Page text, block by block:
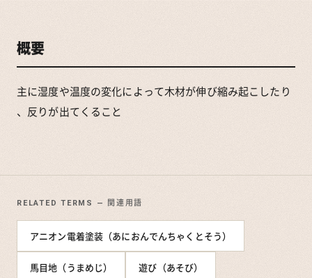
概要
主に湿度や温度の変化によって木材が伸び縮み起こしたり
、反りが出てくること
RELATED TERMS — 関連用語
アニオン電着塗装（あにおんでんちゃくとそう）
馬目地（うまめじ） 遊び（あそび）